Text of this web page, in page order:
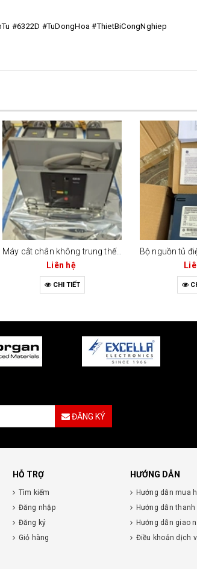
#6322D #TuDongHoa #ThietBiCongNghiep
Máy cắt chân không trung thế geis secovac (dòng rút kéo / drawout type)
Liên hệ
CHI TIẾT
ĐĂNG KÝ
HỖ TRỢ
Tìm kiếm
Đăng nhập
Đăng ký
Giỏ hàng
HƯỚNG DẪN
Hướng dẫn mua
Hướng dẫn thanh
Hướng dẫn giao
Điều khoản dịch